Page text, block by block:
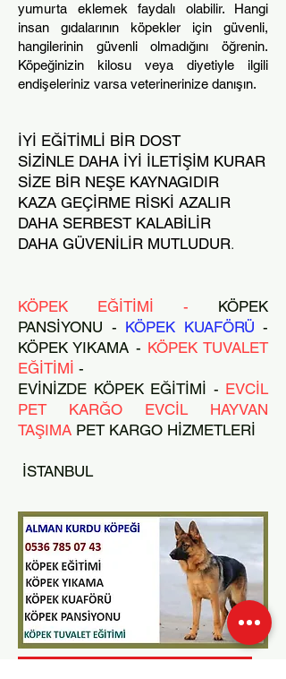
yumurta eklemek faydalı olabilir. Hangi
insan gıdalarının köpekler için güvenli,
hangilerinin güvenli olmadığını öğrenin.
Köpeğinizin kilosu veya diyetiyle ilgili
endişeleriniz varsa veterinerinize danışın.
İYİ EĞİTİMLİ BİR DOST
SİZİNLE DAHA İYİ İLETİŞİM KURAR
SİZE BİR NEŞE KAYNAGIDIR
KAZA GEÇİRME RİSKİ AZALIR
DAHA SERBEST KALABİLİR
DAHA GÜVENİLİR MUTLUDUR.
KÖPEK EĞİTİMİ - KÖPEK
PANSİYONU - KÖPEK KUAFÖRÜ -
KÖPEK YIKAMA - KÖPEK TUVALET
EĞİTİMİ -
EVİNİZDE KÖPEK EĞİTİMİ - EVCİL
PET KARĞO EVCİL HAYVAN
TAŞIMA PET KARGO HİZMETLERİ
İSTANBUL